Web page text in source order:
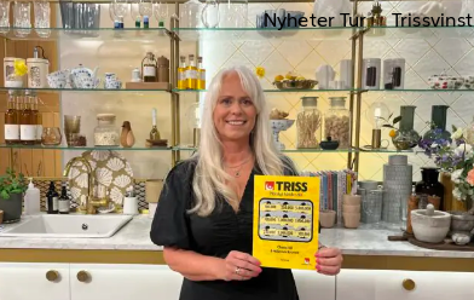
Nyheter Tur Trissvinst